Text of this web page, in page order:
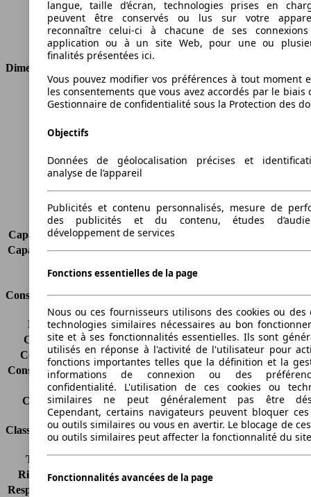
Cylindres
4
Transmission
Boîte manuelle
Type de traction
Traction avant
Dimensions
Longueur
4875 mm
Largeur
Poids maximum
2360 kg
Charge maximale
Portes
5
Sièges
7
Charge sur toit
-
Capacité de remorquage (sans freins)
Capacité de remorquage (avec freins) 1440 kg
Consommation
Émissions de CO2*
167 g/km (komb.)
Consommation (ville)
7.8 l/100km
Consommation (route)
5.5 l/100km
Consommation (combinée)*
6.3 l/100km
Classe d'émissions
Euro 4
Capacité du réservoir
61 l
Classes d'assurance
Tous risques
-
Risques partiels
-
Responsabilité civile
langue, taille d’écran, technologies prises en
peuvent être conservés ou lus sur votre
reconnaître celui-ci à chacune de ses
application ou à un site Web, pour une ou
finalités présentées ici.
Vous pouvez modifier vos préférences à tout moment
les consentements que vous avez accordés par le biais
Gestionnaire de confidentialité sous la Protection des
Objectifs
Données de géolocalisation précises et
analyse de l’appareil
Publicités et contenu personnalisés, mesure de
des publicités et du contenu, études
développement de services
Fonctions essentielles de la page
Nous ou ces fournisseurs utilisons des cookies ou des
technologies similaires nécessaires au bon
site et à ses fonctionnalités essentielles. Ils sont
utilisés en réponse à l'activité de l'utilisateur pour
fonctions importantes telles que la définition et la
informations de connexion ou des
confidentialité. L'utilisation de ces cookies ou
similaires ne peut généralement pas être
Cependant, certains navigateurs peuvent bloquer ces
ou outils similaires ou vous en avertir. Le blocage de
ou outils similaires peut affecter la fonctionnalité du
Fonctionnalités avancées de la page